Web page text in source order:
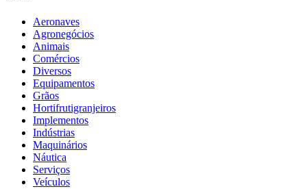
Aeronaves
Agronegócios
Animais
Comércios
Diversos
Equipamentos
Grãos
Hortifrutigranjeiros
Implementos
Indústrias
Maquinários
Náutica
Serviços
Veículos